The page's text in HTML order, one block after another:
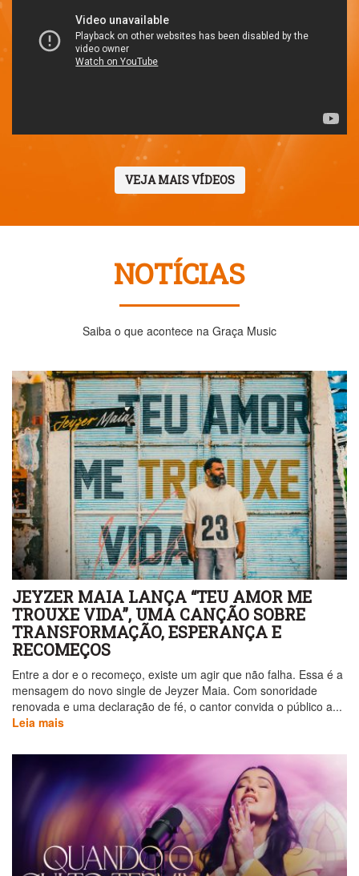
VEJA MAIS VÍDEOS
NOTÍCIAS
Saiba o que acontece na Graça Music
JEYZER MAIA LANÇA “TEU AMOR ME
TROUXE VIDA”, UMA CANÇÃO SOBRE
TRANSFORMAÇÃO, ESPERANÇA E
RECOMEÇOS
Entre a dor e o recomeço, existe um agir que não falha. Essa é a
mensagem do novo single de Jeyzer Maia. Com sonoridade
renovada e uma declaração de fé, o cantor convida o público a...
Leia mais